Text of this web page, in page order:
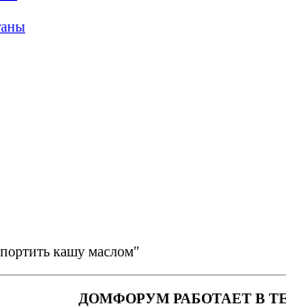
кашу маслом"
ДОМФОРУМ РАБОТАЕТ В